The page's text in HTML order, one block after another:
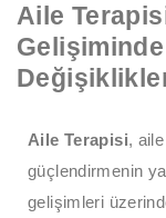
Aile
Aile Terapisi,
güçlendirmenin
gelişimleri